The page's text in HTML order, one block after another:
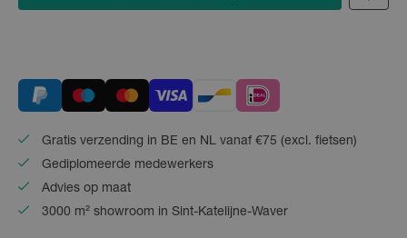
Gratis verzending in BE en NL vanaf €75 (excl. fietsen)
Gediplomeerde medewerkers
Advies op maat
3000 m² showroom in Sint-Katelijne-Waver